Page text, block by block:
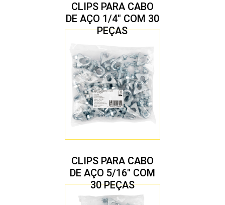
CLIPS PARA CABO
DE AÇO 1/4″ COM 30
PEÇAS
CLIPS PARA CABO
DE AÇO 5/16″ COM
30 PEÇAS